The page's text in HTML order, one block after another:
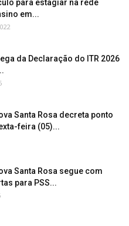
para estagiar na rede
em...
da Declaração do ITR 2026
Santa Rosa decreta ponto
feira (05)...
Santa Rosa segue com
para PSS...